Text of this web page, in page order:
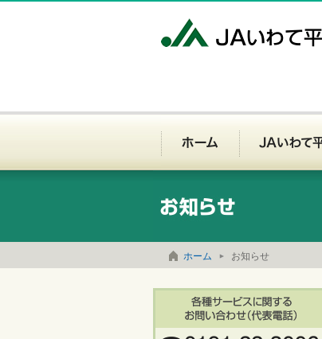
ホーム
ホーム お知らせ